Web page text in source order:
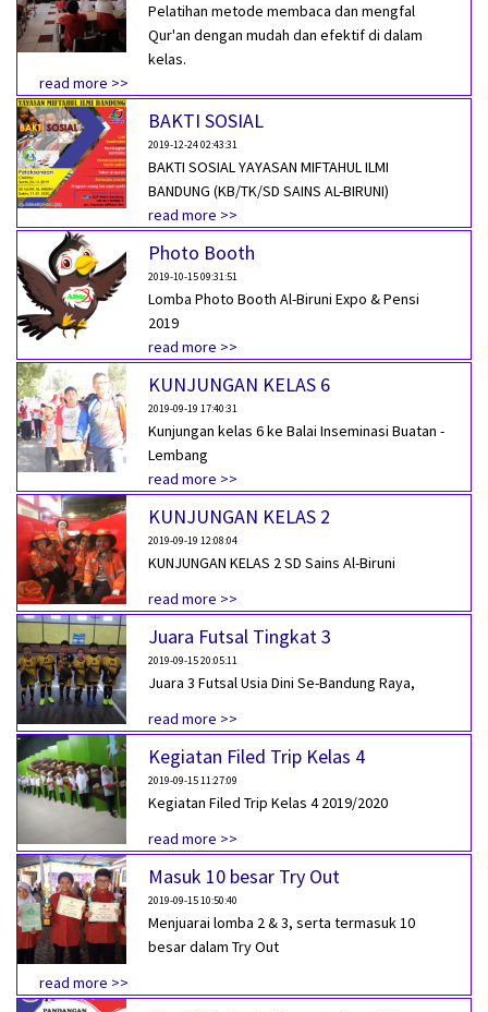
Pelatihan metode membaca dan mengfal
Qur'an dengan mudah dan efektif di dalam
kelas.
read more >>
BAKTI SOSIAL
2019-12-24 02:43:31
BAKTI SOSIAL YAYASAN MIFTAHUL ILMI
BANDUNG (KB/TK/SD SAINS AL-BIRUNI)
read more >>
Photo Booth
2019-10-15 09:31:51
Lomba Photo Booth Al-Biruni Expo & Pensi
2019
read more >>
KUNJUNGAN KELAS 6
2019-09-19 17:40:31
Kunjungan kelas 6 ke Balai Inseminasi Buatan -
Lembang
read more >>
KUNJUNGAN KELAS 2
2019-09-19 12:08:04
KUNJUNGAN KELAS 2 SD Sains Al-Biruni
read more >>
Juara Futsal Tingkat 3
2019-09-15 20:05:11
Juara 3 Futsal Usia Dini Se-Bandung Raya,
read more >>
Kegiatan Filed Trip Kelas 4
2019-09-15 11:27:09
Kegiatan Filed Trip Kelas 4 2019/2020
read more >>
Masuk 10 besar Try Out
2019-09-15 10:50:40
Menjuarai lomba 2 & 3, serta termasuk 10
besar dalam Try Out
read more >>